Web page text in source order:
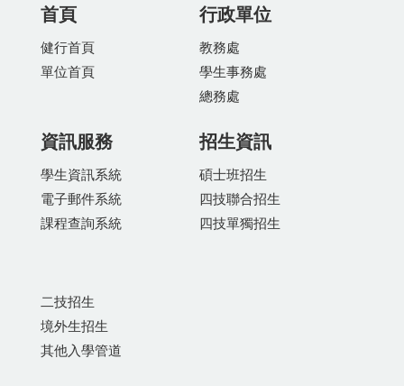
首頁
健行首頁
單位首頁
行政單位
教務處
學生事務處
總務處
資訊服務
學生資訊系統
電子郵件系統
課程查詢系統
招生資訊
碩士班招生
四技聯合招生
四技單獨招生
二技招生
境外生招生
其他入學管道